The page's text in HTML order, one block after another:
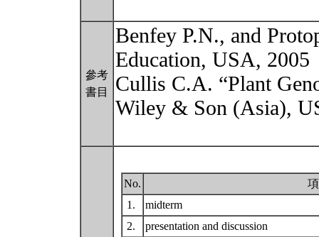
參考
書目
Benfey P.N., and
Education, USA, 2005
Cullis C.A. “Plant
Wiley & Son (Asia),
No.
1.
midterm
2.
presentation and discussion